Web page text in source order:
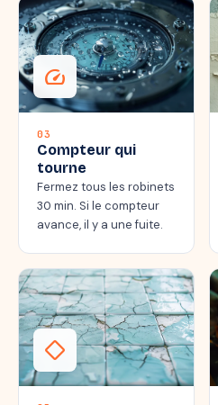
speed
03
Compteur qui
tourne
Fermez tous les robinets
30 min. Si le compteur
avance, il y a une fuite.
thermostat_carbon